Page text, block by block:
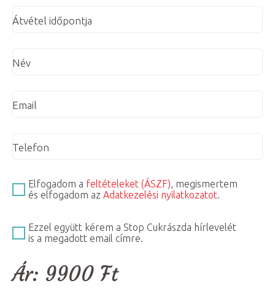
Átvétel időpontja
Név
Email
Telefon
Elfogadom a feltételeket (ÁSZF), megismertem
és elfogadom az Adatkezelési nyilatkozatot.
Ezzel együtt kérem a Stop Cukrászda hírlevelét
is a megadott email címre.
Ár: 9900 Ft